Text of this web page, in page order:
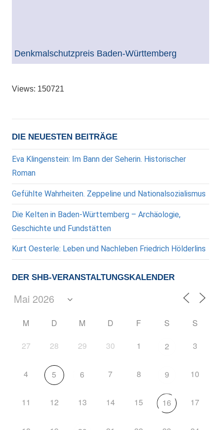
Denkmalschutzpreis Baden-Württemberg
Views: 150721
DIE NEUESTEN BEITRÄGE
Eva Klingenstein: Im Bann der Seherin. Historischer
Roman
Gefühlte Wahrheiten. Zeppeline und Nationalsozialismus
Die Kelten in Baden-Württemberg – Archäologie,
Geschichte und Fundstätten
Kurt Oesterle: Leben und Nachleben Friedrich Hölderlins
DER SHB-VERANSTALTUNGSKALENDER
M D M D F S S
27 28 29 30 1 2 3
4 5 6 7 8 9 10
11 12 13 14 15 16 17